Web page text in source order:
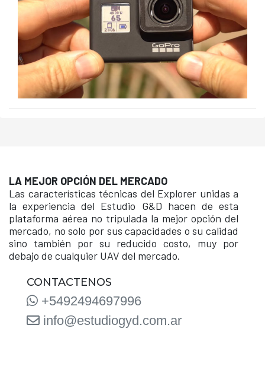
LA MEJOR OPCIÓN DEL MERCADO
Las características técnicas del Explorer unidas a
la experiencia del Estudio G&D hacen de esta
plataforma aérea no tripulada la mejor opción del
mercado, no solo por sus capacidades o su calidad
sino también por su reducido costo, muy por
debajo de cualquier UAV del mercado.
CONTACTENOS
+5492494697996
info@estudiogyd.com.ar